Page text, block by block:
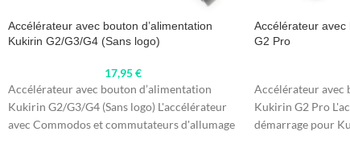
Accélérateur avec bouton d’alimentation
Kukirin G2/G3/G4 (Sans logo)
17,95€
Accélérateur avec bouton d’alimentation
Kukirin G2/G3/G4 (Sans logo) L'accélérateur
avec Commodos et commutateurs d'allumage
Accélérateur avec
G2 Pro
Accélérateur avec
Kukirin G2 Pro
démarrage pour